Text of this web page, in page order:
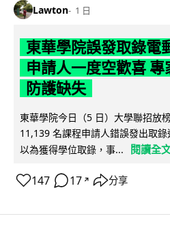
Lawton 1 日
東華學院誤發取錄電
申請人一度空歡喜
防護缺失
東華學院今日（5 日）大學聯招放
11,139 名課程申請人錯誤發出取
以為獲得學位取錄，事...
閱讀全
147 17 ↗ 分享